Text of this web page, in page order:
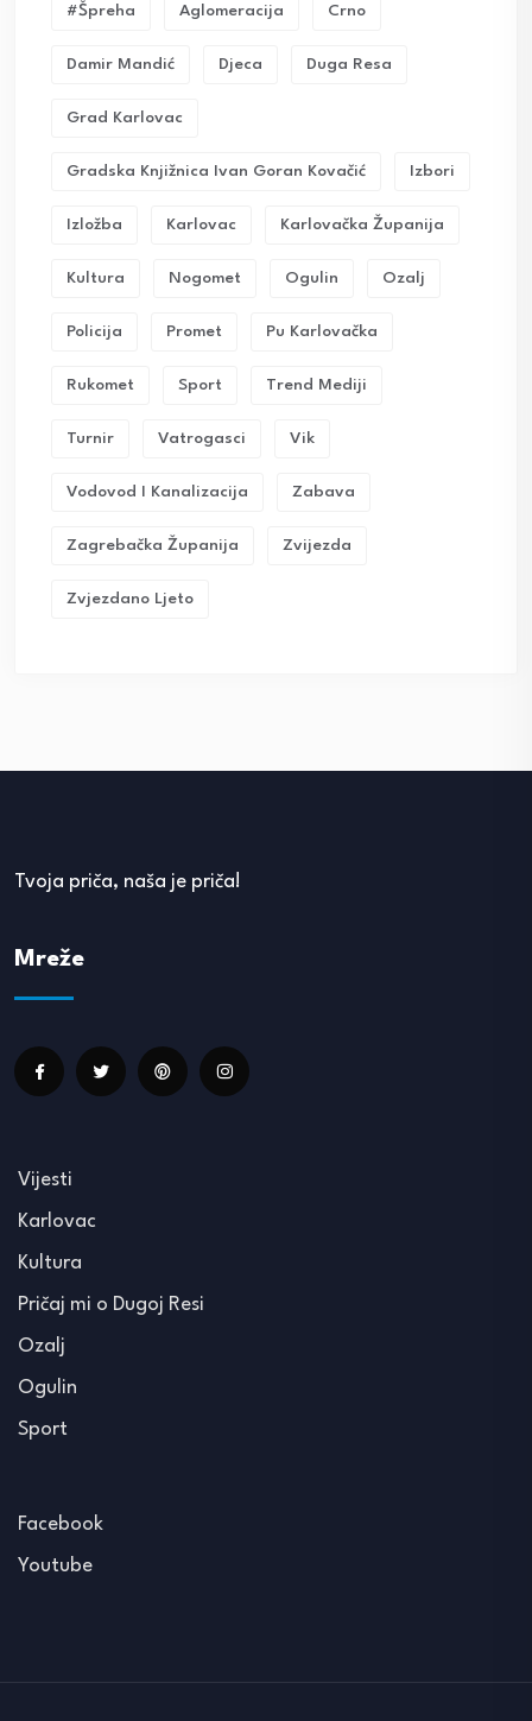
#Špreha Aglomeracija Crno
Damir Mandić Djeca Duga Resa
Grad Karlovac
Gradska Knjižnica Ivan Goran Kovačić Izbori
Izložba Karlovac Karlovačka Županija
Kultura Nogomet Ogulin Ozalj
Policija Promet Pu Karlovačka
Rukomet Sport Trend Mediji
Turnir Vatrogasci Vik
Vodovod I Kanalizacija Zabava
Zagrebačka Županija Zvijezda
Zvjezdano Ljeto
Tvoja priča, naša je priča!
Mreže
Vijesti
Karlovac
Kultura
Pričaj mi o Dugoj Resi
Ozalj
Ogulin
Sport
Facebook
Youtube